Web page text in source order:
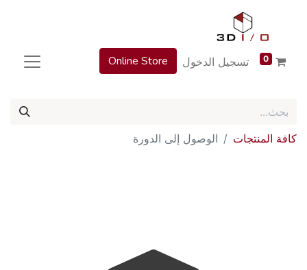
0 تسجيل الدخول Online Store
كافة المنتجات الوصول إلى الدورة